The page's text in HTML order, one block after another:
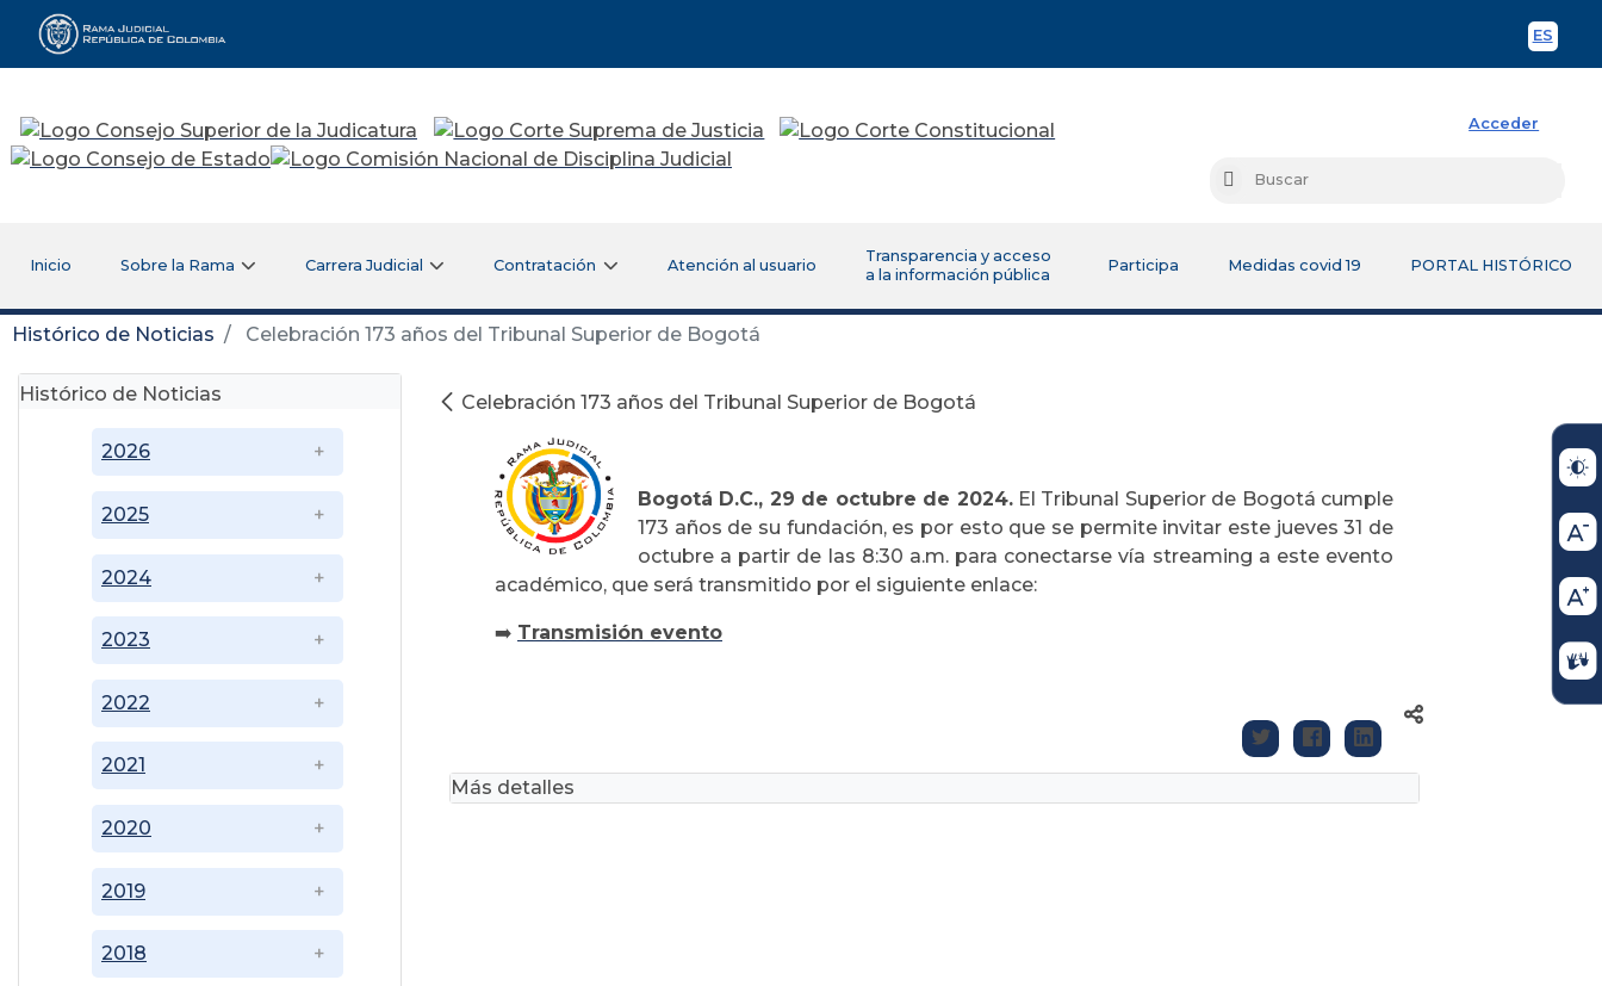
ES
Rama Judicial
Acceder
Buscar
Inicio Sobre la Rama Carrera Judicial Contratación Atención al usuario
Transparencia y acceso
a la información pública
Participa Medidas covid 19 PORTAL HISTÓRICO
Histórico de Noticias Celebración 173 años del Tribunal Superior de Bogotá
Histórico de Noticias
2018
2019
2020
2021
2022
2023
2024
2025
2026
Celebración 173 años del Tribunal Superior de Bogotá
Bogotá D.C., 29 de octubre de 2024.El Tribunal Superior de Bogotá cumple
173 años de su fundación, es por esto que se permite invitar este jueves 31 de
octubre a partir de las 8:30 a.m. para conectarse vía streaming a este evento
académico, que será transmitido por el siguiente enlace:
➡️ Transmisión evento
Más detalles